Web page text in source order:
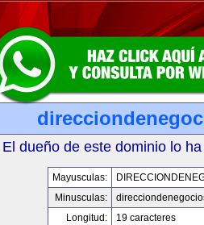
El dueño de este dominio lo
Mayusculas:
Minusculas:
Longitud:
19 caracteres